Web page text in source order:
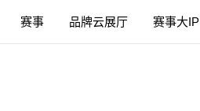
赛事 品牌云展厅 赛事大IP